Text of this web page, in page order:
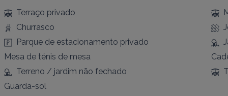
Terraço privado
Churrasco
Parque de estacionamento privado
Mesa de ténis de mesa
Terreno / jardim não fechado
Guarda-sol